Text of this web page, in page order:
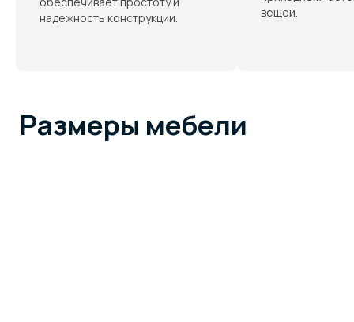
надежность конструкции.
вещей.